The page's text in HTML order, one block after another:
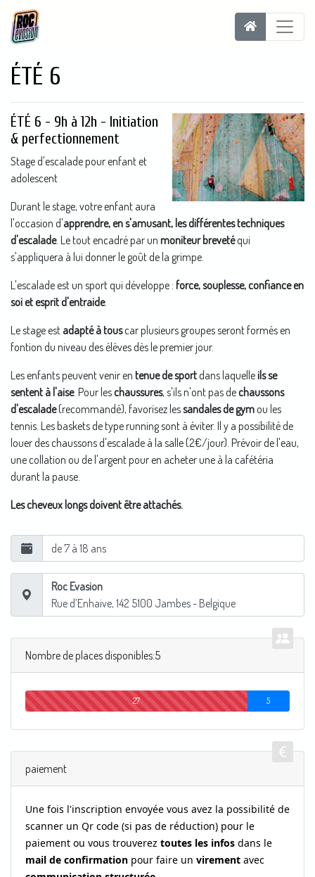
ÉTÉ 6
ÉTÉ 6 - 9h à 12h - Initiation
& perfectionnement
Stage d'escalade pour enfant et
adolescent
Durant le stage, votre enfant aura
l'occasion d'apprendre, en s'amusant, les différentes techniques
d'escalade. Le tout encadré par un moniteur brevetéqui
s'appliquera à lui donner le goût de la grimpe.
L'escalade est un sport qui développe : force, souplesse, confiance en
soi et esprit d'entraide.
Le stage est adapté à touscar plusieurs groupes seront formés en
fontion du niveau des élèves dès le premier jour.
Les enfants peuvent venir en tenue de sportdans laquelleils se
sentent à l'aise. Pour leschaussures, s'ils n'ont pas dechaussons
d'escalade(recommandé), favorisez lessandales de gymou les
tennis. Les baskets de type running sont à éviter. Il y a possibilité de
louer des chaussons d'escalade à la salle (2€/jour). Prévoir de l'eau,
une collation ou de l'argent pour en acheter une à la cafétéria
durant la pause.
Les cheveux longs doivent être attachés.
de 7 à 18 ans
Roc Evasion
Rue d’Enhaive, 142 5100 Jambes- Belgique
Nombre de places disponibles:5
27 5
paiement
Une fois l'inscription envoyée vous avez la possibilité de
scanner un Qr code (si pas de réduction) pour le
paiement ou vous trouverez toutes les infos dans le
mail de confirmation pour faire un virement avec